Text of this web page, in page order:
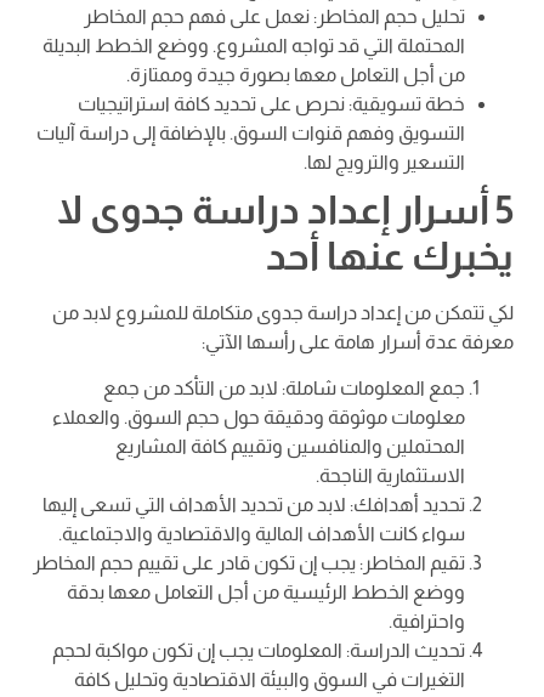
تحليل حجم المخاطر: نعمل على فهم حجم المخاطر
المحتملة التي قد تواجه المشروع. ووضع الخطط البديلة
من أجل التعامل معها بصورة جيدة وممتازة.
خطة تسويقية: نحرص على تحديد كافة استراتيجيات
التسويق وفهم قنوات السوق. بالإضافة إلى دراسة آليات
التسعير والترويج لها.
5 أسرار إعداد دراسة جدوى لا
يخبرك عنها أحد
لكي تتمكن من إعداد دراسة جدوى متكاملة للمشروع لابد من
معرفة عدة أسرار هامة على رأسها الآتي:
جمع المعلومات شاملة: لابد من التأكد من جمع
معلومات موثوقة ودقيقة حول حجم السوق. والعملاء
المحتملين والمنافسين وتقييم كافة المشاريع
الاستثمارية الناجحة.
تحديد أهدافك: لابد من تحديد الأهداف التي تسعى إليها
سواء كانت الأهداف المالية والاقتصادية والاجتماعية.
تقيم المخاطر: يجب إن تكون قادر على تقييم حجم المخاطر
ووضع الخطط الرئيسية من أجل التعامل معها بدقة
واحترافية.
تحديث الدراسة: المعلومات يجب إن تكون مواكبة لحجم
التغيرات في السوق والبيئة الاقتصادية وتحليل كافة